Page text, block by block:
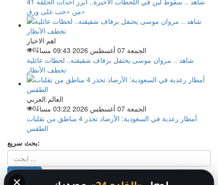
من «حب على ورق»
اهم الاخبار
الجمعة 07 أغسطس 2026 09:43 مساءً
0
شاهد .. مروان موسى يحتفل بزفاف شقيقته.. لحظات عائلية
تخطف الأنظار
العالم العربي
الجمعة 07 أغسطس 2026 03:22 مساءً
0
أمطار رعدية في السعودية: الأرصاد تحذر 4 مناطق من تقلبات
الطقس
بحث سريع: